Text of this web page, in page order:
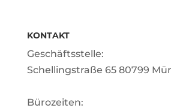
KONTAKT
Geschäftsstelle:
Schellingstraße 65 80799
Bürozeiten: